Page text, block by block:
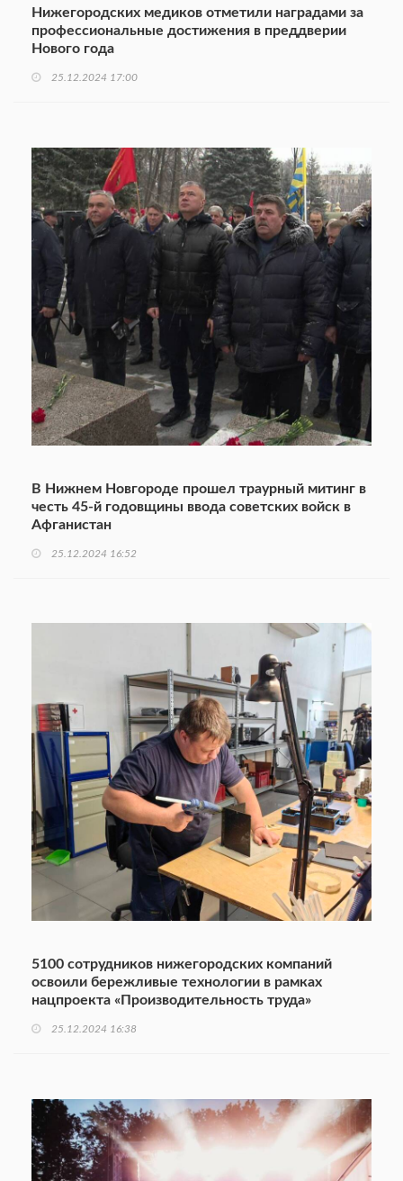
Нижегородских медиков отметили наградами за
профессиональные достижения в преддверии
Нового года
25.12.2024 17:00
В Нижнем Новгороде прошел траурный митинг в
честь 45-й годовщины ввода советских войск в
Афганистан
25.12.2024 16:52
5100 сотрудников нижегородских компаний
освоили бережливые технологии в рамках
нацпроекта «Производительность труда»
25.12.2024 16:38